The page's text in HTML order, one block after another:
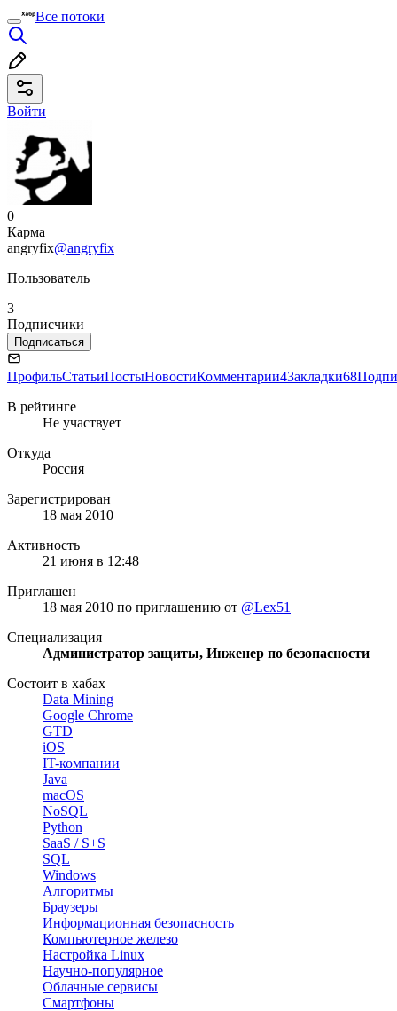
Все потоки
Войти
0
Карма
angryfix@angryfix
Пользователь
3
Подписчики
Подписаться
ПрофильСтатьиПостыНовостиКомментарии4Закладки68
В рейтинге
Не участвует
Откуда
Россия
Зарегистрирован
18 мая 2010
Активность
21 июня в 12:48
Приглашен
18 мая 2010 по приглашению от @Lex51
Специализация
Администратор защиты, Инженер по безопасности
Состоит в хабах
Data Mining
Google Chrome
GTD
iOS
IT-компании
Java
macOS
NoSQL
Python
SaaS / S+S
SQL
Windows
Алгоритмы
Браузеры
Информационная безопасность
Компьютерное железо
Настройка Linux
Научно-популярное
Облачные сервисы
Смартфоны